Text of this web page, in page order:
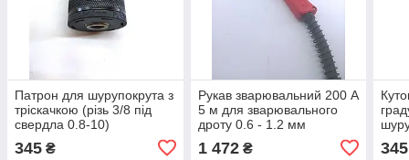
Патрон для шурупокрута з
тріскачкою (різь 3/8 під
свердла 0.8-10)
345 ₴
Рукав зварювальний 200 А
5 м для зварювального
дроту 0.6 - 1.2 мм
1 472₴ 345